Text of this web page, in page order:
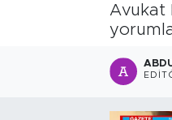
Avukat
Tüm Manşetler
Son Dakika